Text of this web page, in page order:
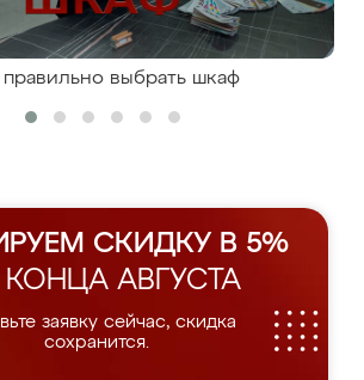
правильно выбрать шкаф
СКИДКУ В 5%
АВГУСТА
заявку сейчас, скидка
сохранится.